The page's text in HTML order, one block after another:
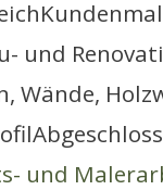
und
Wände,
und